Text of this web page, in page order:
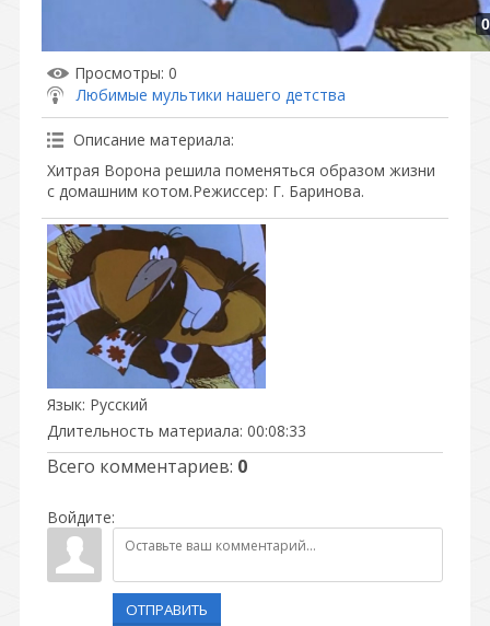
Просмотры: 0
Любимые мультики нашего детства
Описание материала:
Хитрая Ворона решила поменяться образом жизни
с домашним котом.Режиссер: Г. Баринова.
Язык: Русский
Длительность материала: 00:08:33
Всего комментариев: 0
Войдите:
ОТПРАВИТЬ